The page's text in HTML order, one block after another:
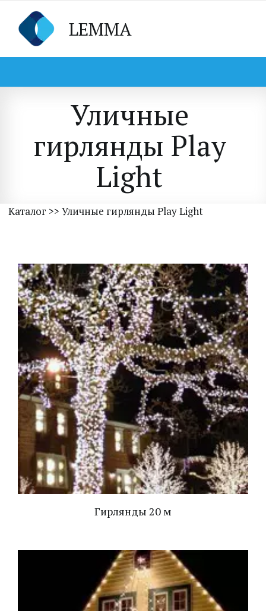
LEMMA
Уличные
гирлянды Play
Light
Каталог >> Уличные гирлянды Play Light
Гирлянды 20 м